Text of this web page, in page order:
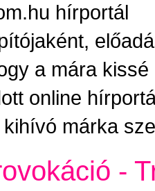
hírportál
a mára kissé
online
márka
-